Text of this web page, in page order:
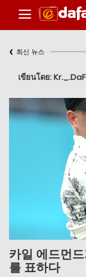
‹ 최신 뉴스
เขียนโดย:
카일 에드먼
를 표하다